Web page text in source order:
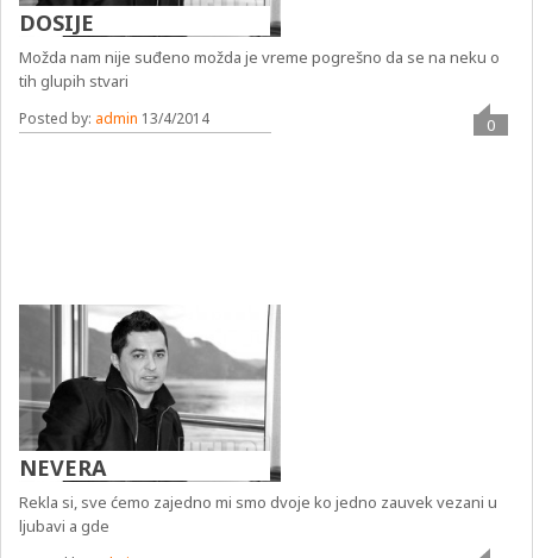
DOSIJE
Možda nam nije suđeno možda je vreme pogrešno da se na neku o
tih glupih stvari
Posted by: admin 13/4/2014 0
NEVERA
Rekla si, sve ćemo zajedno mi smo dvoje ko jedno zauvek vezani u
ljubavi a gde